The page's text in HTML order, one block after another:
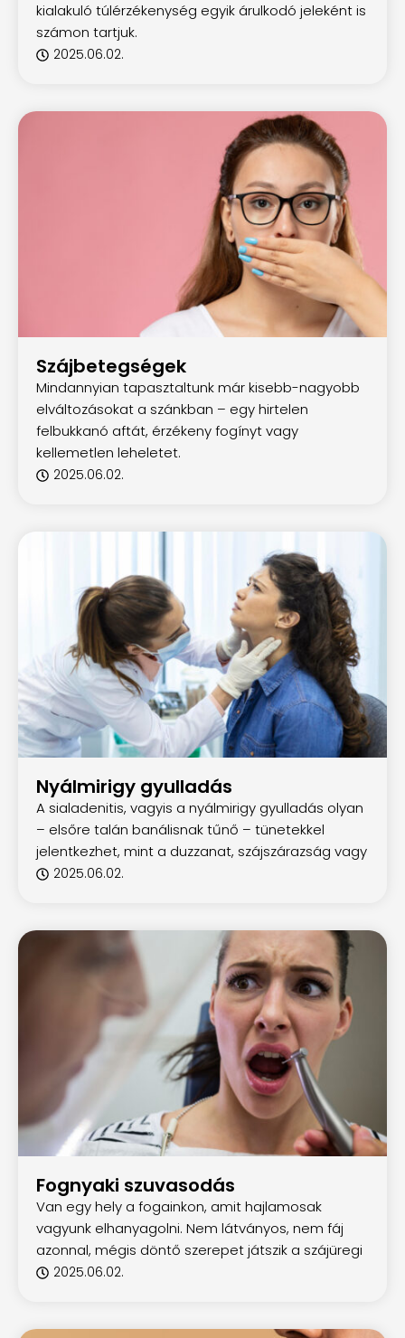
kialakuló túlérzékenység egyik árulkodó jeleként is
számon tartjuk.
2025.06.02.
Szájbetegségek
Mindannyian tapasztaltunk már kisebb-nagyobb
elváltozásokat a szánkban – egy hirtelen
felbukkanó aftát, érzékeny fogínyt vagy
kellemetlen leheletet.
2025.06.02.
Nyálmirigy gyulladás
A sialadenitis, vagyis a nyálmirigy gyulladás olyan
– elsőre talán banálisnak tűnő – tünetekkel
jelentkezhet, mint a duzzanat, szájszárazság vagy
2025.06.02.
Fognyaki szuvasodás
Van egy hely a fogainkon, amit hajlamosak
vagyunk elhanyagolni. Nem látványos, nem fáj
azonnal, mégis döntő szerepet játszik a szájüregi
2025.06.02.